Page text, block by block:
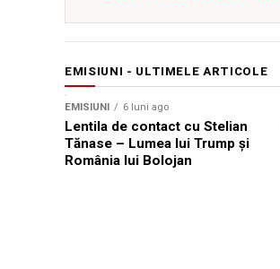
EMISIUNI - ULTIMELE ARTICOLE
EMISIUNI 6 luni ago
Lentila de contact cu Stelian
Tănase – Lumea lui Trump și
România lui Bolojan